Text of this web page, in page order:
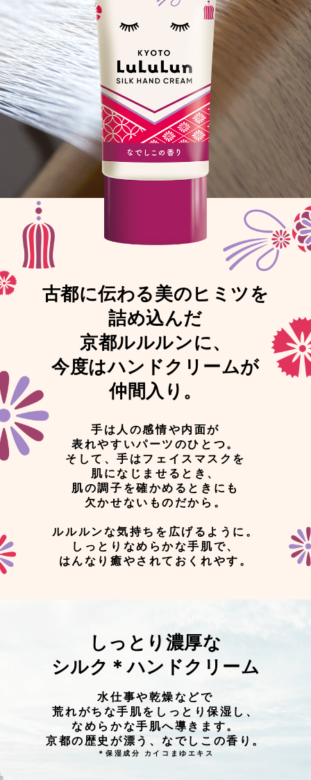
古都に伝わる美のヒミツを
詰め込んだ
京都ルルルンに、
今度はハンドクリームが
仲間入り。
手は人の感情や内面が
表れやすいパーツのひとつ。
そして、手はフェイスマスクを
肌になじませるとき、
肌の調子を確かめるときにも
欠かせないものだから。
ルルルンな気持ちを広げるように。
しっとりなめらかな手肌で、
はんなり癒やされておくれやす。
しっとり濃厚な
シルク＊ハンドクリーム
水仕事や乾燥などで
荒れがちな手肌をしっとり保湿し、
なめらかな手肌へ導きます。
京都の歴史が漂う、なでしこの香り。
＊保湿成分 カイコまゆエキス